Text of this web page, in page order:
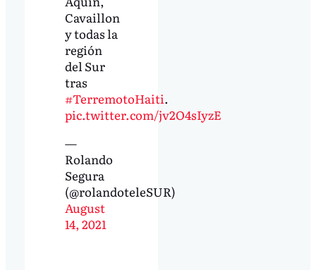
Cavaillon
y todas la
región
del Sur
tras
#TerremotoHaiti.
pic.twitter.com/jv2O4sIyzE
—
Rolando
Segura
(@rolandoteleSUR)
August
14, 2021